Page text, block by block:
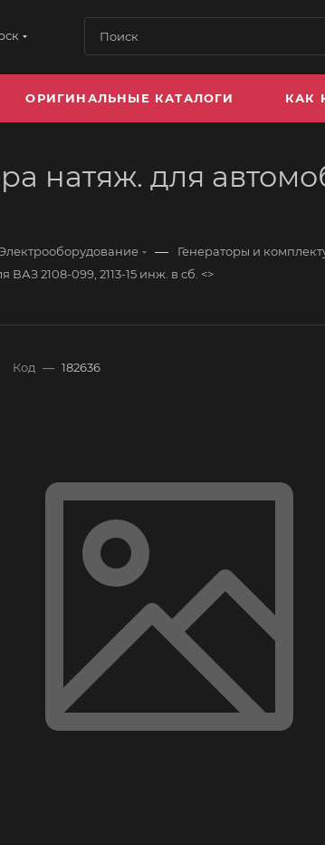
ОРИГИНАЛЬНЫЕ КАТАЛОГИ КАК
натяж. для
— Генераторы и
2108-099, 2113-15 инж. в сб. <>
Код — 182636